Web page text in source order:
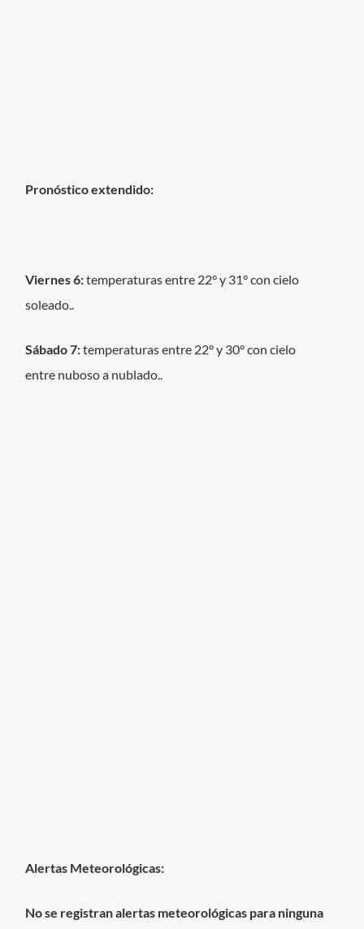
Pronóstico extendido:
Viernes 6:temperaturas entre 22° y 31° con cielo
soleado..
Sábado 7:temperaturas entre 22° y 30° con cielo
entre nuboso a nublado..
Alertas Meteorológicas:
No se registran alertas meteorológicas para ninguna